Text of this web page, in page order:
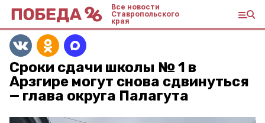
Все новости
Ставропольского
края
Сроки сдачи школы № 1 в
Арзгире могут снова сдвинуться
— глава округа Палагута